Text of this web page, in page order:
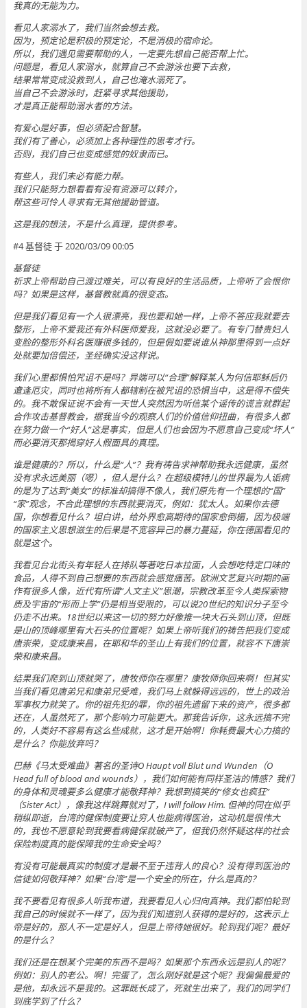
我真的无能为力。
看见人家溺水了，我们当然会想去救。
因为，预定论是积极的预定论，不是消极的宿命论。
所以，我们遇见需要帮助的人，一定要先想自己能否帮上忙。
问题是，看见人家溺水，就算自己不会游泳也要下去救，
结果常常变成没救到人，自己也淹水溺死了。
当自己不会游泳时，赶紧寻求其他援助，
才是真正能帮助溺水者的方法。
有爱心是好事，但必须配合智慧。
我们有了善心，必须加上各种理性的思考才行。
否则，我们自己也变成感觉的奴隶而已。
有些人，我们未必有能力帮。
我们只能努力想看看有没有资源可以转介，
帮这些可怜人寻求有无其他援助管道。
这是我的想法，不是什么真理，提供参考。
#4 基督徒 于 2020/03/09 00:05
基督徒
祈求上帝帮助自己渡过难关，可以有良好的生活品质，上帝听了会恨你
吗？如果是这样，基督教就真的很变态。
但是我们看见有一个人很漂亮，我也要和她一样，上帝不答应我就要去
整形，上帝不爱我还有外科医师爱我，这就没必要了。有专门替贵妇人
变脸的整形外科名医赚很多钱的，但是假如要说谁从神那里得到一点好
处就要加倍偿还，圣经确实没这样说。
我们心里都惧怕咒诅不是吗？异端可以“合理”解释某人为何信耶稣后仍
遭逢厄灾，同时也将所有人都辖制在被咒诅的恐惧当中，这是得不偿失
的。我不敢保证说不会有一天世人突然因为听信某个谣传的谎言就群起
合作攻击基督教会，据我当今的观察人们的价值信仰扭曲，有很多人都
在努力做一个“好人”这是事实，但是人们也会因为不愿意自己变成“坏人”
而必要消灭那揭穿好人假面具的真理。
谁是健康的？所以，什么是“人”？我有祷告求神帮助我永远健康，虽然
没有求永远美丽（𫫇），但人是什么？在超级模特儿的世界最为人诟病
的是为了达到“美女”的标准却搞得不像人，我们原先有一个理想的“国”
“家”观念，不合此理想的东西就要消灭，例如：犹太人。如果你去德
国，你想看见什么？坦白讲，给外界愈高期待的国家愈倒楣，因为极端
的国家主义思想滋生的后果是不宽容异己的暴力蔓延，你在德国看见的
就是这个。
我看见台北街头有年轻人在排队等著吃日本拉面，人会想吃特定口味的
食品，人得不到自己想要的东西就会感觉痛苦。欧洲文艺复兴时期的画
作有很多人像，近代有所谓“人文主义”思潮，宗教改革至今人类探索物
质及宇宙的“形而上学”仍是相当受限的，可以说20世纪的知识分子至今
仍走不出来。18世纪以来这一切的努力好像推一块大石头到山顶，但既
是山的顶峰哪里有大石头的位置呢？如果上帝听我们的祷告把我们变成
唐崇荣，变成康来昌，在耶和华的圣山上有我们的位置，就容不下唐崇
荣和康来昌。
结果我们爬到山顶就哭了，唐牧师你在哪里？康牧师你回来啊！但其实
当我们看见唐弟兄和康弟兄受难，我们马上就躲得远远的，世上的政治
军事权力就笑了。你的祖先犯的罪，你的祖先遗留下来的资产，很多都
还在，人虽然死了，那个影响力可能更大。那我告诉你，这永远搞不完
的，人类好不容易有这么些成就，这才是开始啊！你耗费最大心力搞的
是什么？你能放弃吗？
巴赫《马太受难曲》著名的圣诗O Haupt voll Blut und Wunden（O
Head full of blood and wounds），我们如何能有同样圣洁的情感？我们
的身体和灵魂要多么健康才能敬拜神？我想到搞笑的“修女也疯狂”
（Sister Act），像我这样跳舞就对了，I will follow Him. 但神的同在似乎
稍纵即逝，台湾的健保制度要让穷人也能病得医治，这动机是很伟大
的，我也不愿意轮到我要看病健保就破产了，但我仍然怀疑这样的社会
保险制度真的能保障我的生命安全吗？
有没有可能最真实的制度才是最不至于违背人的良心？没有得到医治的
信徒如何敬拜神？如果“台湾”是一个安全的所在，什么是真的？
我不要看见有很多人听我布道，我要看见人心归向真神。我们都怕轮到
我自己的时候就不一样了，因为我们知道别人获得的是好的，这表示上
帝是好的，那人不一定是好人，但是上帝待她很好。轮到我们呢？最好
的是什么？
我们还是在想某个完美的东西不是吗？如果那个东西永远是别人的呢？
例如：别人的老公。啊！完蛋了，怎么刚好就是这个呢？我偏偏最爱的
是他，却永远不是我的。这罪既长成了，死就生出来了，我们的同学们
到底学到了什么？